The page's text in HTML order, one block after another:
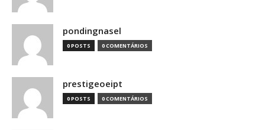
pondingnasel
0 POSTS 0 COMENTÁRIOS
prestigeoeipt
0 POSTS 0 COMENTÁRIOS